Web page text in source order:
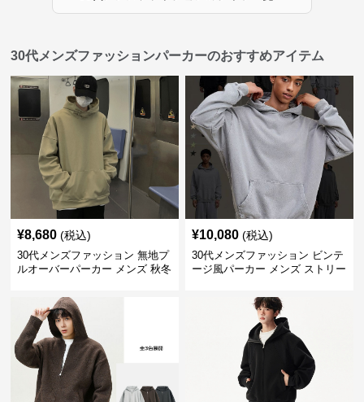
30代メンズファッションパーカーのおすすめアイテム
¥8,680 (税込)
30代メンズファッション 無地プ
ルオーバーパーカー メンズ 秋冬
¥10,080 (税込)
30代メンズファッション ビンテ
ージ風パーカー メンズ ストリー